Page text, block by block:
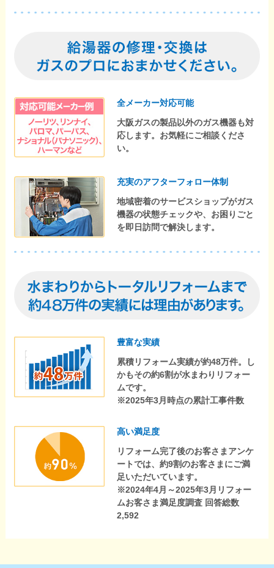
全メーカー対応可能
大阪ガスの製品以外のガス機器も対
応します。お気軽にご相談くださ
い。
充実のアフターフォロー体制
地域密着のサービスショップがガス
機器の状態チェックや、お困りごと
を即日訪問で解決します。
豊富な実績
累積リフォーム実績が約48万件。し
かもその約6割が水まわりリフォー
ムです。
※2025年3月時点の累計工事件数
高い満足度
リフォーム完了後のお客さまアンケ
ートでは、約9割のお客さまにご満
足いただいています。
※2024年4月～2025年3月リフォー
ムお客さま満足度調査 回答総数
2,592